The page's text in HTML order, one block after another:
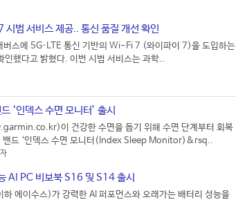
범 서비스 제공.. 통신 품질 개선 확인
스에 5G·LTE 통신 기반의 Wi-Fi 7 (와이파이 7)을 도입하는
인했다고 밝혔다. 이번 시범 서비스는 과학..
‘인덱스 수면 모니터’ 출시
이 건강한 수면을 돕기 위해 수면 단계부터 회복
밴드 ‘인덱스 수면 모니터(Index Sleep Monitor)&rsq..
AI PC 비보북 S16 및 S14 출시
에이수스)가 강력한 AI 퍼포먼스와 오래가는 배터리 성능을